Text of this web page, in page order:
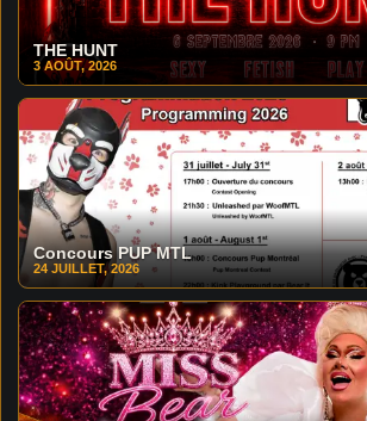
THE HUNT
3 AOÛT, 2026
Concours PUP MTL
24 JUILLET, 2026